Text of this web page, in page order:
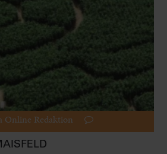
Online Redaktion